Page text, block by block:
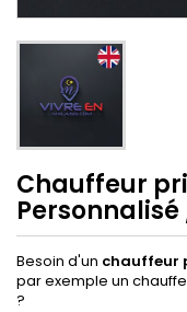
Chauffeur
Besoin d'un chauffeur
par exemple un
?